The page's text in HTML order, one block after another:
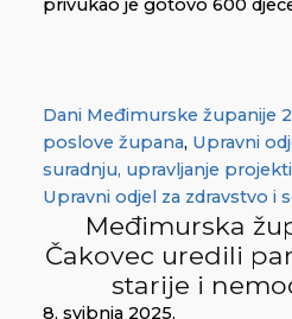
privukao je gotovo 600
Dani Međimurske županije
poslove župana, Upravni
suradnju, upravljanje
Upravni odjel za zdravstvo i
Međimurska
Čakovec uredili
starije i
8. svibnja 2025.